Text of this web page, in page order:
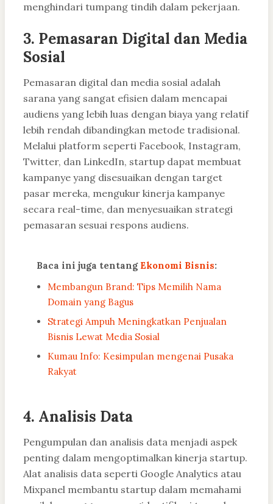
menghindari tumpang tindih dalam pekerjaan.
3. Pemasaran Digital dan Media
Sosial
Pemasaran digital dan media sosial adalah
sarana yang sangat efisien dalam mencapai
audiens yang lebih luas dengan biaya yang relatif
lebih rendah dibandingkan metode tradisional.
Melalui platform seperti Facebook, Instagram,
Twitter, dan LinkedIn, startup dapat membuat
kampanye yang disesuaikan dengan target
pasar mereka, mengukur kinerja kampanye
secara real-time, dan menyesuaikan strategi
pemasaran sesuai respons audiens.
Baca ini juga tentang Ekonomi Bisnis:
Membangun Brand: Tips Memilih Nama
Domain yang Bagus
Strategi Ampuh Meningkatkan Penjualan
Bisnis Lewat Media Sosial
Kumau Info: Kesimpulan mengenai Pusaka
Rakyat
4. Analisis Data
Pengumpulan dan analisis data menjadi aspek
penting dalam mengoptimalkan kinerja startup.
Alat analisis data seperti Google Analytics atau
Mixpanel membantu startup dalam memahami